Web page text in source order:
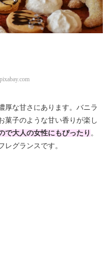
厚な甘さにあります。バニラ
菓子のような甘い香りが楽し
で大人の女性にもぴったり 。
レグランスです。